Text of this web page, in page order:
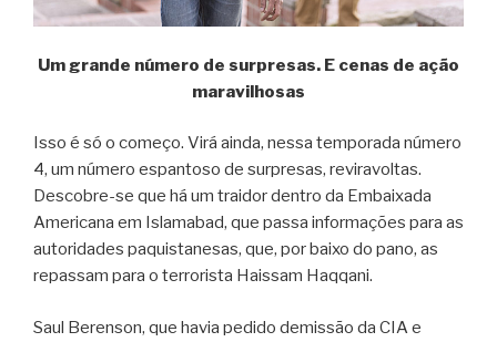
Um grande número de surpresas. E cenas de ação
maravilhosas
Isso é só o começo. Virá ainda, nessa temporada número
4, um número espantoso de surpresas, reviravoltas.
Descobre-se que há um traidor dentro da Embaixada
Americana em Islamabad, que passa informações para as
autoridades paquistanesas, que, por baixo do pano, as
repassam para o terrorista Haissam Haqqani.
Saul Berenson, que havia pedido demissão da CIA e